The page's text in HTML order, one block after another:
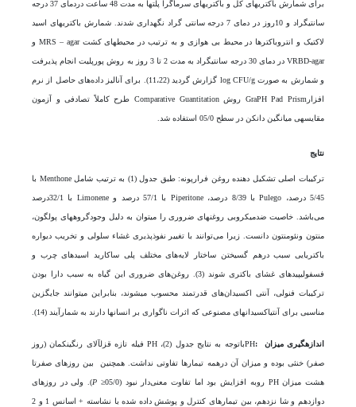
برای شمارش باکتری­های کل و باکتری­های سرماگرا پلت­ها به مدت 48 ساعت دردمای 37 درجه
سانتی­گراد و 10روز در دمای 7 درجه سانتی گراد نگهداری شدند. شمارش باکتری­های اسید
لاکتیک و انتروباکتر­ها در محیط بی هوازی و به ترتیب در محیط­های کشت MRS – agar و
VRBD-agar در دمای 30 درجه سانتی­گراد به مدت 2 تا 3 روز به روش پور­پلیت انجام پذیرفت
و شمارش به صورت log CFU/g گزارش گردید (11،22). برای آنالیز داده‌های حاصل از نرم
افزارGraPH Pad Prism روش Comparative Guantitation طرح کاملاً تصادفی و آزمون
مقایسه­ی میانگین دانکن در سطح 05/0­ استفاده شد.
نتایج
ترکیبات اصلی تشکیل دهنده روغن فرارپونه: طبق جدول (1) به ترتیب شامل Menthone با
5/45 درصد، Pulego با 8/39 درصد، Piperitone با 57/1 درصد و Limonene با 32/1درصد
می‌باشد. خاصیت ضد­میکروبی روغن­های ضروری را می­توان به دلیل وجودگروه­های پولگون،
منتون ونئومنتون دانست. زیرا می‌توانند با تغییر نفوذپذیری غشاء سلولی و تخریب دیواره
باکتریایی سبب درهم گسیختن ساختار لایه‌های مختلف پلی ساکارید اسید‌های چرب و
فسفولیپید­های غشای باکتری شوند (3). روغن‌های ضروری این گیاه به سبب دارا بودن
ترکیبات فنولی، آنتی اکسیدان‌های قدرتمند محسوب می­شوند، بنابر­این می­توانند جایگزین
مناسبی برای آنتی­اکسیدان­های مصنوعی که اثرات ناگواری بر انسان­ها دارند به شمار­آیند (14).
اندازه­گیری میزان :
PHباتوجه به نتایج جدول (2)، PH فیله تازه قزل­آلای رنگین­کمان (روز
صفر) خنثی بوده و میزان آن درهمه تیمار­ها تفاوتی نداشت. همچنین بین روز­های صفرتا
هشت میزان PH روبه افزایش بود اما تفاوت معنی‌دار نبود (05/0≤
P). ولی در روز­های
دوازدهم و شا نزدهم، بین تیمار­های کنترل و پوشش داده شده با نشاسته + اسانس 1 و 2